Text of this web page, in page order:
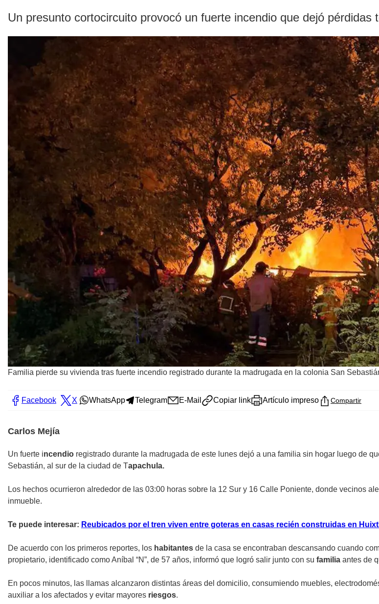
Un presunto cortocircuito provocó un fuerte incendio que dejó pérdidas
Familia pierde su vivienda tras fuerte incendio registrado durante la madrugada en la colonia San
Facebook X WhatsApp Telegram E-Mail Copiar link Artículo impreso Compartir
Carlos Mejía
Un fuerte incendio registrado durante la madrugada de este lunes dejó a una familia sin hogar luego de
Sebastián, al sur de la ciudad de Tapachula.
Los hechos ocurrieron alrededor de las 03:00 horas sobre la 12 Sur y 16 Calle Poniente, donde vecinos
inmueble.
Te puede interesar: Reubicados por el tren viven entre goteras en casas recién construidas en
De acuerdo con los primeros reportes, los habitantes de la casa se encontraban descansando cuando
propietario, identificado como Aníbal “N”, de 57 años, informó que logró salir junto con su familia antes de
En pocos minutos, las llamas alcanzaron distintas áreas del domicilio, consumiendo muebles,
auxiliar a los afectados y evitar mayores riesgos.